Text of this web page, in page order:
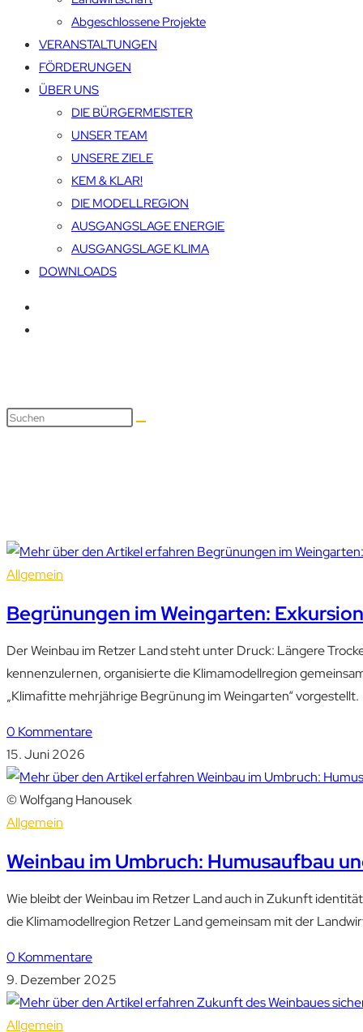
Abgeschlossene Projekte
VERANSTALTUNGEN
FÖRDERUNGEN
ÜBER UNS
DIE BÜRGERMEISTER
UNSER TEAM
UNSERE ZIELE
KEM & KLAR!
DIE MODELLREGION
AUSGANGSLAGE ENERGIE
AUSGANGSLAGE KLIMA
DOWNLOADS
Allgemein
Begrünungen im Weingarten:
Der Weinbau im Retzer Land steht unter Druck: Längere
kennenzulernen, organisierte die Klimamodellregion
„Klimafitte mehrjährige Begrünung im Weingarten“ vorgestellt.
0 Kommentare
15. Juni 2026
© Wolfgang Hanousek
Allgemein
Weinbau im Umbruch: Humusaufbau
Wie bleibt der Weinbau im Retzer Land auch in Zukunft
die Klimamodellregion Retzer Land gemeinsam mit der
0 Kommentare
9. Dezember 2025
Allgemein